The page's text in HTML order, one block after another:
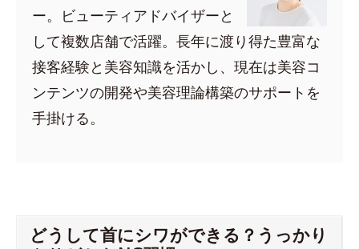
ー。ビューティアドバイザーと
して複数店舗で活躍。長年に渡り得た豊富な
接客経験と美容知識を活かし、現在は美容コ
ンテンツの開発や美容理論構築のサポートを
手掛ける。
どうして首にシワができる？うっかり